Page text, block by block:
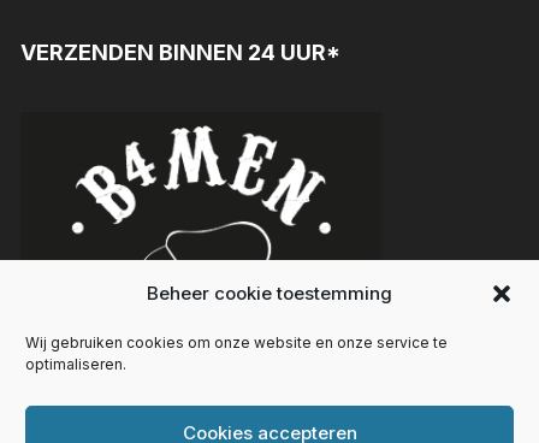
Beheer cookie toestemming
Wij gebruiken cookies om onze website en onze service te
optimaliseren.
Cookies accepteren
VERZENDEN BINNEN 24 UUR*